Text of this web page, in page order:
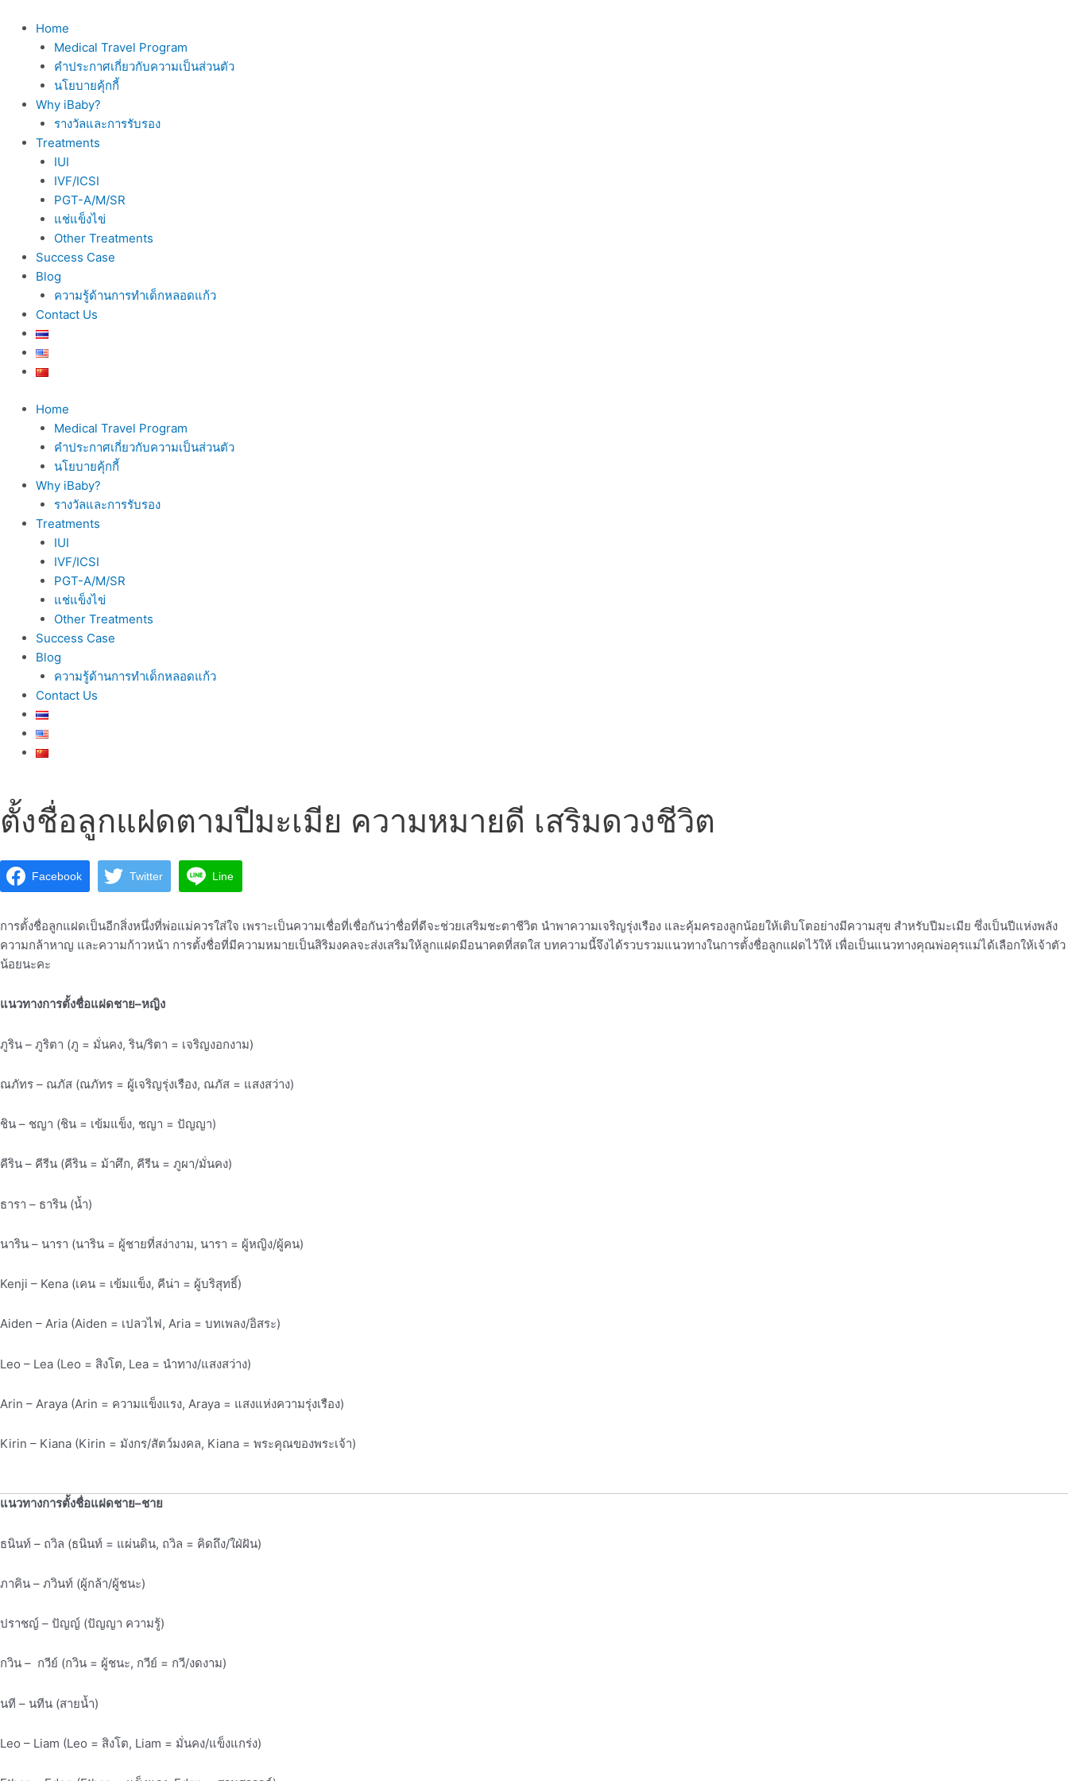
content
Home
Medical Travel Program
คำประกาศเกี่ยวกับความเป็นส่วนตัว
นโยบายคุ้กกี้
Why iBaby?
รางวัลและการรับรอง
Treatments
IUI
IVF/ICSI
PGT-A/M/SR
แช่แข็งไข่
Other Treatments
Success Case
Blog
ความรู้ด้านการทำเด็กหลอดแก้ว
Contact Us
Home
Medical Travel Program
คำประกาศเกี่ยวกับความเป็นส่วนตัว
นโยบายคุ้กกี้
Why iBaby?
รางวัลและการรับรอง
Treatments
IUI
IVF/ICSI
PGT-A/M/SR
แช่แข็งไข่
Other Treatments
Success Case
Blog
ความรู้ด้านการทำเด็กหลอดแก้ว
Contact Us
ตั้งชื่อลูกแฝดตามปีมะเมีย ความหมายดี เสริมดวงชีวิต
Facebook Twitter Line
การตั้งชื่อลูกแฝดเป็นอีกสิ่งหนึ่งที่พ่อแม่ควรใส่ใจ เพราะเป็นความเชื่อที่เชื่อกันว่าชื่อที่ดีจะช่วยเสริมชะตาชีวิต นำพาความเจริญรุ่งเรือง และคุ้มครองลูกน้อยให้เติบโตอย่างมีความสุข สำหรับปีมะเมีย ซึ่งเป็นปีแห่งพลัง
ความกล้าหาญ และความก้าวหน้า การตั้งชื่อที่มีความหมายเป็นสิริมงคลจะส่งเสริมให้ลูกแฝดมีอนาคตที่สดใส บทความนี้จึงได้รวบรวมแนวทางในการตั้งชื่อลูกแฝดไว้ให้ เพื่อเป็นแนวทางคุณพ่อคุรแม่ได้เลือกให้เจ้าตัว
น้อยนะคะ
แนวทางการตั้งชื่อแฝดชาย–หญิง
ภูริน – ภูริตา (ภู = มั่นคง, ริน/ริตา = เจริญงอกงาม)
ณภัทร – ณภัส (ณภัทร = ผู้เจริญรุ่งเรือง, ณภัส = แสงสว่าง)
ชิน – ชญา (ชิน = เข้มแข็ง, ชญา = ปัญญา)
คีริน – คีรีน (คีริน = ม้าศึก, คีรีน = ภูผา/มั่นคง)
ธารา – ธาริน (น้ำ)
นาริน – นารา (นาริน = ผู้ชายที่สง่างาม, นารา = ผู้หญิง/ผู้คน)
Kenji – Kena (เคน = เข้มแข็ง, คีน่า = ผู้บริสุทธิ์)
Aiden – Aria (Aiden = เปลวไฟ, Aria = บทเพลง/อิสระ)
Leo – Lea (Leo = สิงโต, Lea = นำทาง/แสงสว่าง)
Arin – Araya (Arin = ความแข็งแรง, Araya = แสงแห่งความรุ่งเรือง)
Kirin – Kiana (Kirin = มังกร/สัตว์มงคล, Kiana = พระคุณของพระเจ้า)
แนวทางการตั้งชื่อแฝดชาย–ชาย
ธนินท์ – ถวิล (ธนินท์ = แผ่นดิน, ถวิล = คิดถึง/ใฝ่ฝัน)
ภาคิน – ภวินท์ (ผู้กล้า/ผู้ชนะ)
ปราชญ์ – ปัญญ์ (ปัญญา ความรู้)
กวิน – กวีย์ (กวิน = ผู้ชนะ, กวีย์ = กวี/งดงาม)
นที – นทีน (สายน้ำ)
Leo – Liam (Leo = สิงโต, Liam = มั่นคง/แข็งแกร่ง)